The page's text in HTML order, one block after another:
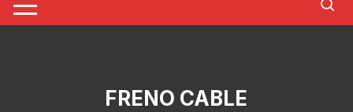
FRENO CABLE